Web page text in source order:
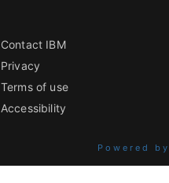
Contact IBM
Privacy
Terms of use
Accessibility
Powered